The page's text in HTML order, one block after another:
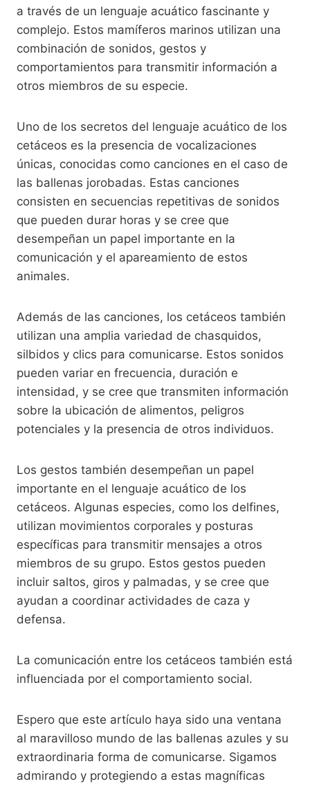
a través de un lenguaje acuático fascinante y
complejo. Estos mamíferos marinos utilizan una
combinación de sonidos, gestos y
comportamientos para transmitir información a
otros miembros de su especie.
Uno de los secretos del lenguaje acuático de los
cetáceos es la presencia de vocalizaciones
únicas, conocidas como canciones en el caso de
las ballenas jorobadas. Estas canciones
consisten en secuencias repetitivas de sonidos
que pueden durar horas y se cree que
desempeñan un papel importante en la
comunicación y el apareamiento de estos
animales.
Además de las canciones, los cetáceos también
utilizan una amplia variedad de chasquidos,
silbidos y clics para comunicarse. Estos sonidos
pueden variar en frecuencia, duración e
intensidad, y se cree que transmiten información
sobre la ubicación de alimentos, peligros
potenciales y la presencia de otros individuos.
Los gestos también desempeñan un papel
importante en el lenguaje acuático de los
cetáceos. Algunas especies, como los delfines,
utilizan movimientos corporales y posturas
específicas para transmitir mensajes a otros
miembros de su grupo. Estos gestos pueden
incluir saltos, giros y palmadas, y se cree que
ayudan a coordinar actividades de caza y
defensa.
La comunicación entre los cetáceos también está
influenciada por el comportamiento social.
Espero que este artículo haya sido una ventana
al maravilloso mundo de las ballenas azules y su
extraordinaria forma de comunicarse. Sigamos
admirando y protegiendo a estas magníficas